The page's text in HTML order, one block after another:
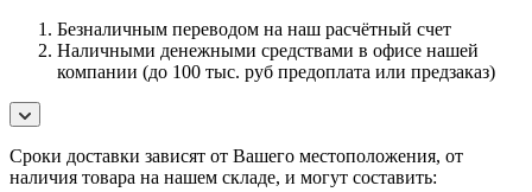
Безналичным переводом на наш расчётный счет
Наличными денежными средствами в офисе нашей
компании (до 100 тыс. руб предоплата или предзаказ)
Сроки доставки зависят от Вашего местоположения, от
наличия товара на нашем складе, и могут составить: